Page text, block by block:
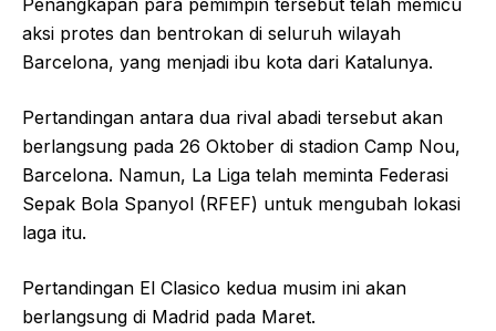
aksi protes dan bentrokan di seluruh wilayah
Barcelona, yang menjadi ibu kota dari Katalunya.
Pertandingan antara dua rival abadi tersebut akan
berlangsung pada 26 Oktober di stadion Camp Nou,
Barcelona. Namun, La Liga telah meminta Federasi
Sepak Bola Spanyol (RFEF) untuk mengubah lokasi
laga itu.
Pertandingan El Clasico kedua musim ini akan
berlangsung di Madrid pada Maret.